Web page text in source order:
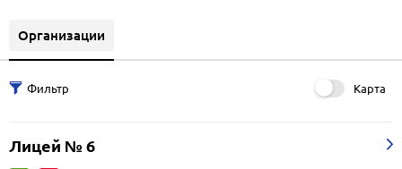
Организации
Карта
Лицей № 6